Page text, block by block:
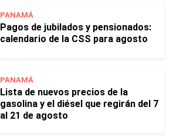
PANAMÁ
Pagos de jubilados y pensionados:
calendario de la CSS para agosto
PANAMÁ
Lista de nuevos precios de la
gasolina y el diésel que regirán del 7
al 21 de agosto